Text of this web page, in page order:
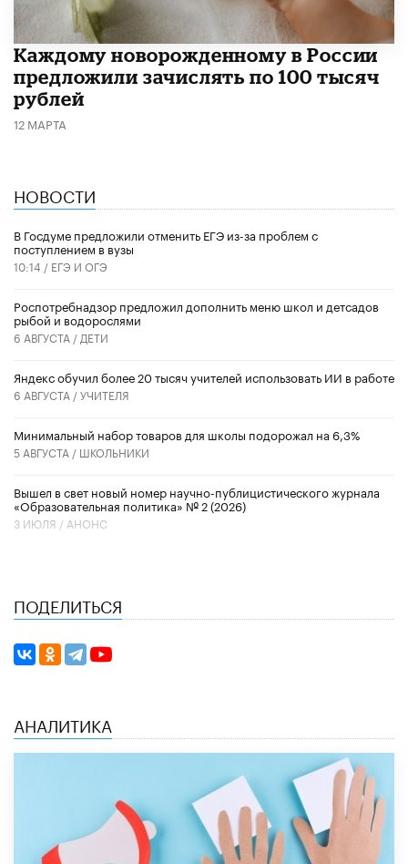
Каждому новорожденному в России
предложили зачислять по 100 тысяч
рублей
12 МАРТА
НОВОСТИ
В Госдуме предложили отменить ЕГЭ из-за проблем с
поступлением в вузы
10:14 / ЕГЭ И ОГЭ
Роспотребнадзор предложил дополнить меню школ и детсадов
рыбой и водорослями
6 АВГУСТА / ДЕТИ
​Яндекс обучил более 20 тысяч учителей использовать ИИ в работе
6 АВГУСТА /УЧИТЕЛЯ
Минимальный набор товаров для школы подорожал на 6,3%
5 АВГУСТА / ШКОЛЬНИКИ
Вышел в свет новый номер научно-публицистического журнала
«Образовательная политика» № 2 (2026)
3 ИЮЛЯ / АНОНС
ПОДЕЛИТЬСЯ
АНАЛИТИКА